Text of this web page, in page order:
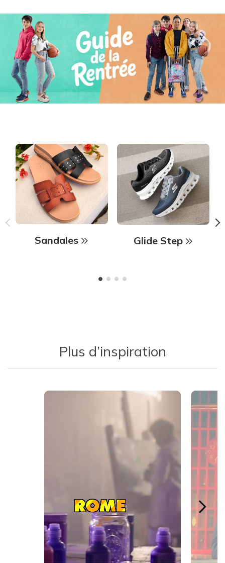
Sandales Glide Step
Plus d’inspiration
Media Carousel
Carousel with product photos. Use the previous and next